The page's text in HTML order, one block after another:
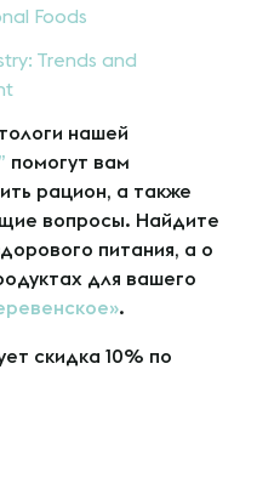
Foods
Trends and
нашей
помогут вам
рацион, а также
вопросы. Найдите
питания, а о
для вашего
.
скидка 10% по